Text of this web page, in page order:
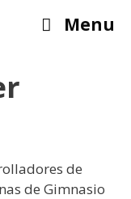
Menu
de
de Gimnasio